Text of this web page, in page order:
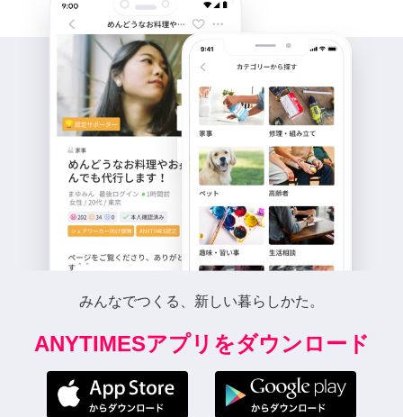
みんなでつくる、新しい暮らしかた。
ANYTIMESアプリをダウンロード